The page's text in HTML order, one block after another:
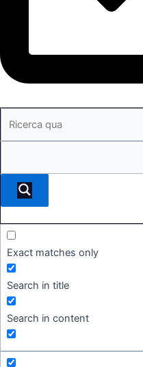
Exact matches only
Search in title
Search in content